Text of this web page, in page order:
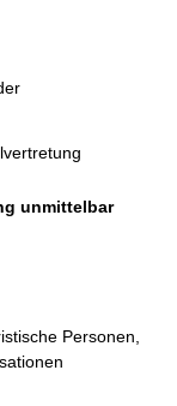
unmittelbar
Personen,